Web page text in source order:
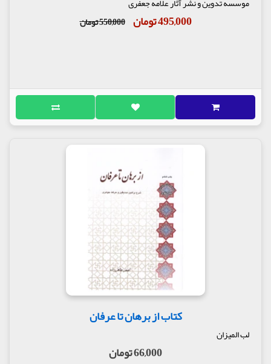
495,000 تومان 550,000 تومان
کتاب از برهان تا عرفان
لب المیزان
66,000 تومان